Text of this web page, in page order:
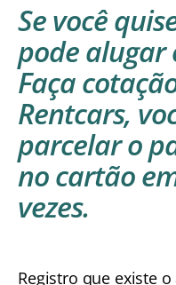
Se você
pode alugar
Faça
Rentcars,
parcelar o
no cartão
vezes.
Registro que existe